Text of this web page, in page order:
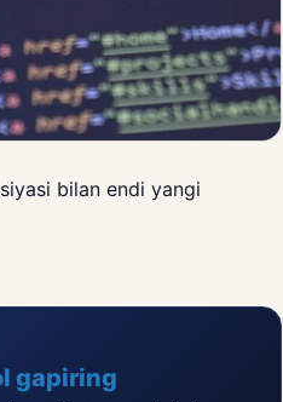
bilan endi yangi
gapiring